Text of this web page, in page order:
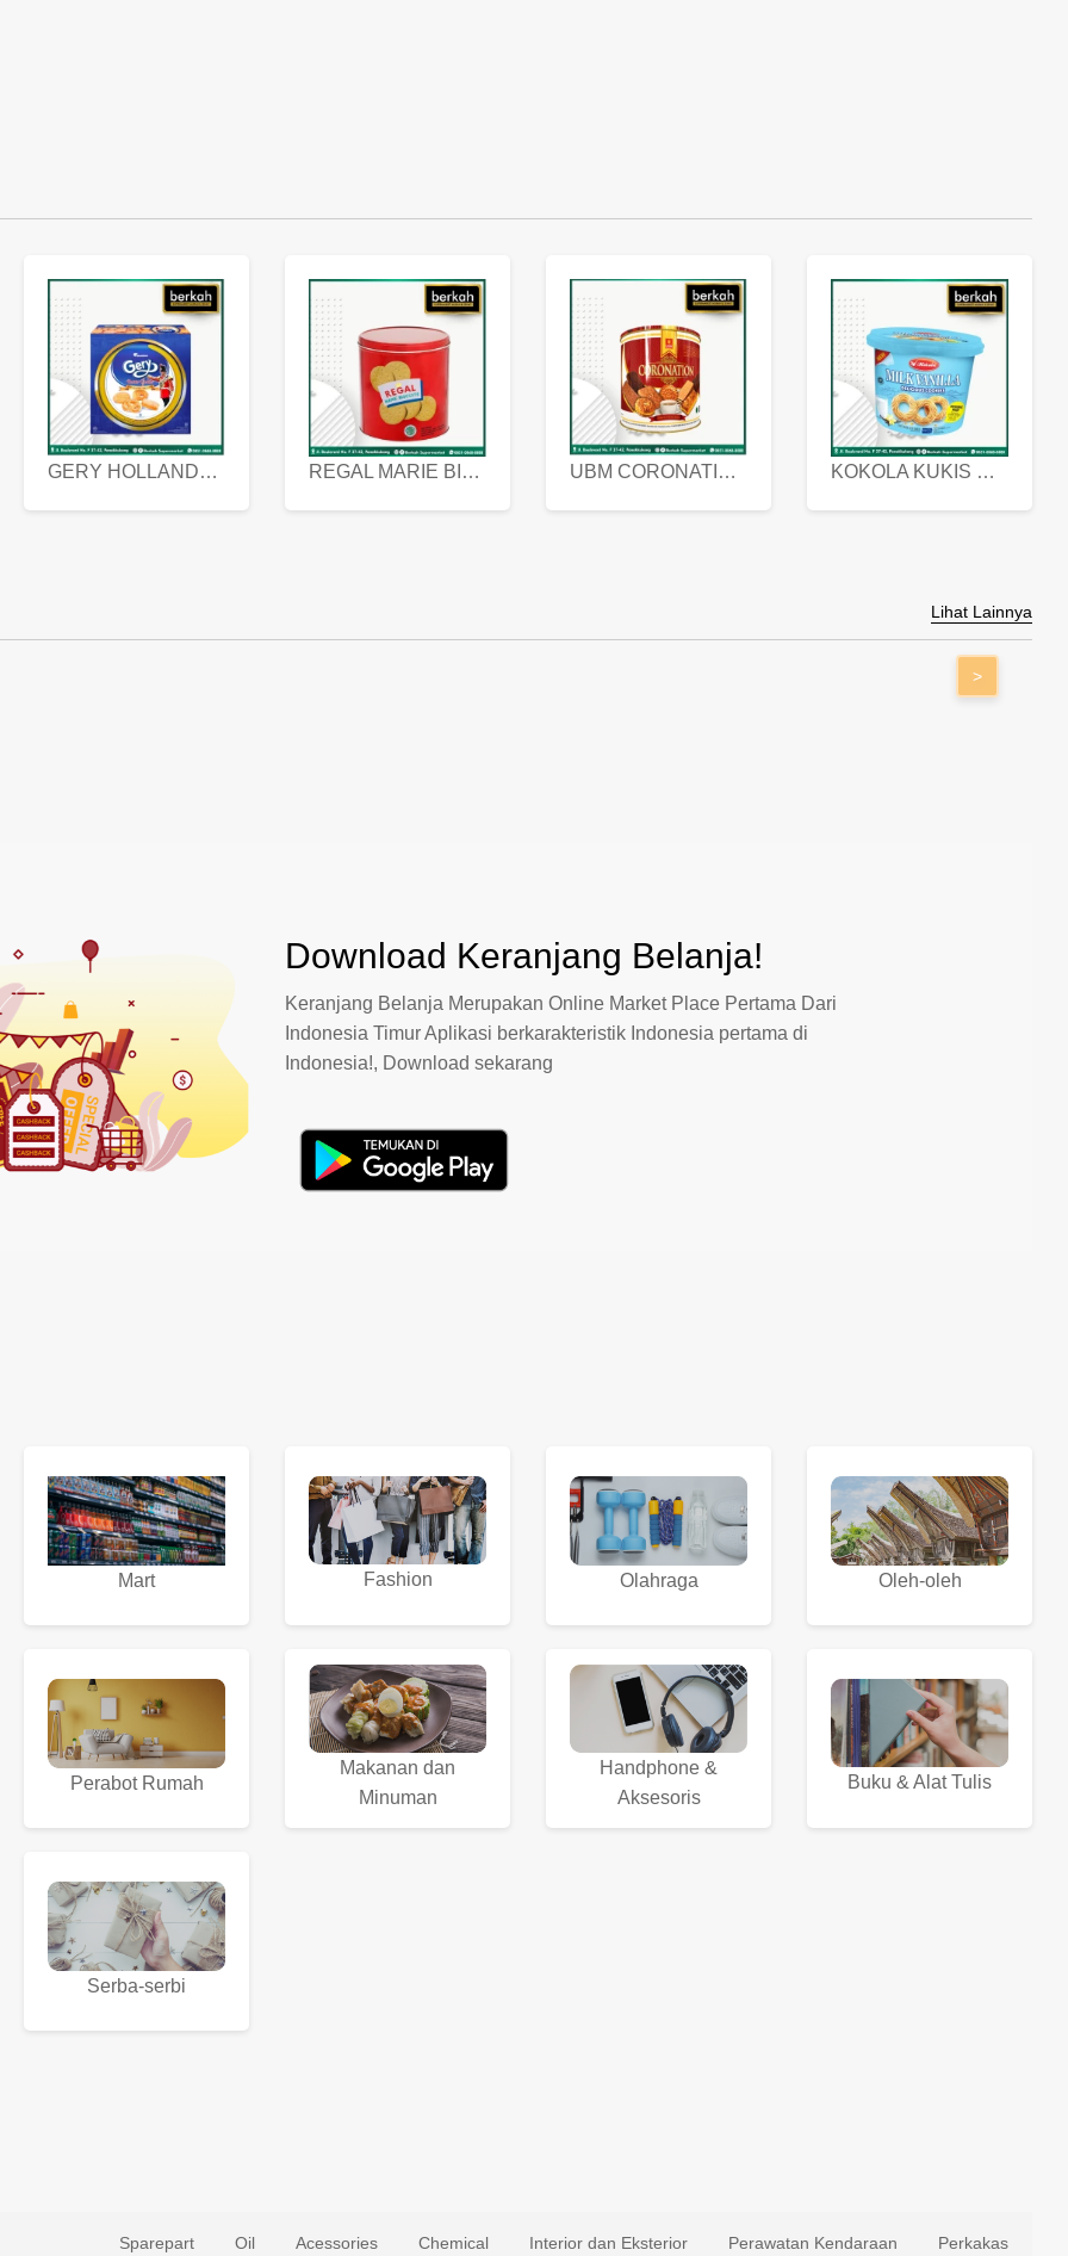
GERY HOLLANDA BUTTER COOKIES 450 GRAM REGAL MARIE BISCUIT KALENG 550 GRAM UBM CORONATION ASSORTED BISKUIT KALENG 450 GRAM KOKOLA KUKIS HYGIENIC MILK VANILLA PACK 320 GR
Lihat Lainnya
>
Download Keranjang Belanja!
Keranjang Belanja Merupakan Online Market Place Pertama Dari
Indonesia Timur Aplikasi berkarakteristik Indonesia pertama di
Indonesia!, Download sekarang
Mart Fashion Olahraga Oleh-oleh
Perabot Rumah
Makanan dan
Minuman
Handphone &
Aksesoris
Buku & Alat Tulis
Serba-serbi
Sparepart Oil Acessories Chemical Interior dan Eksterior Perawatan Kendaraan Perkakas